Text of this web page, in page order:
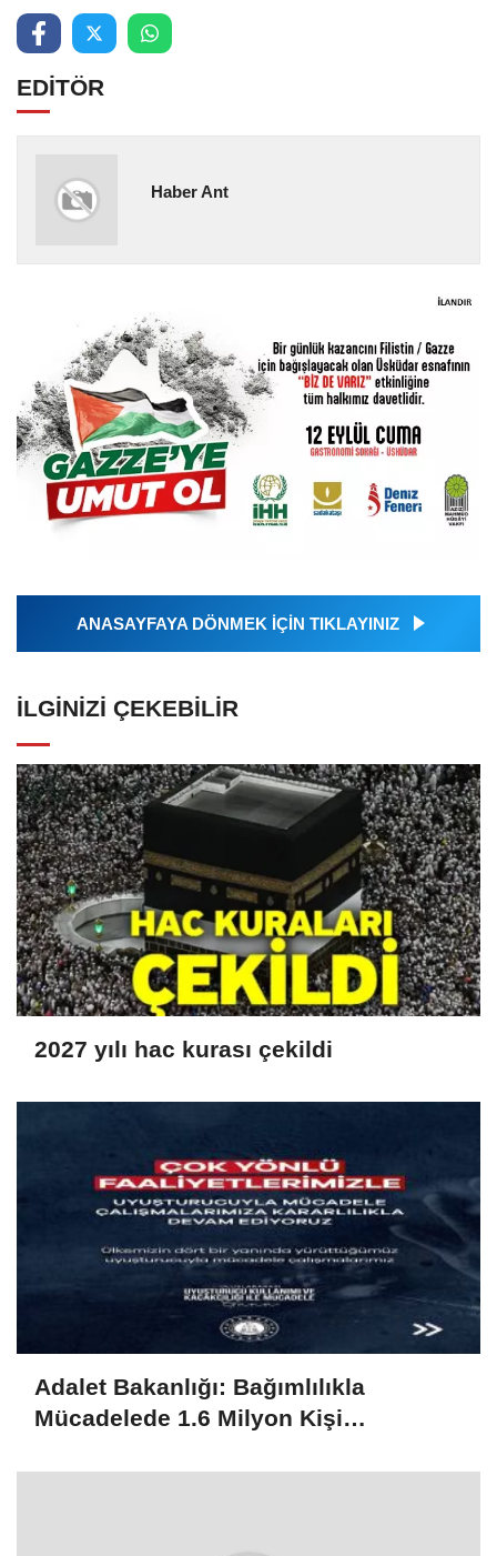
EDİTÖR
Haber Ant
ANASAYFAYA DÖNMEK İÇİN TIKLAYINIZ
İLGINIZI ÇEKEBILIR
2027 yılı hac kurası çekildi
Adalet Bakanlığı: Bağımlılıkla
Mücadelede 1.6 Milyon Kişi